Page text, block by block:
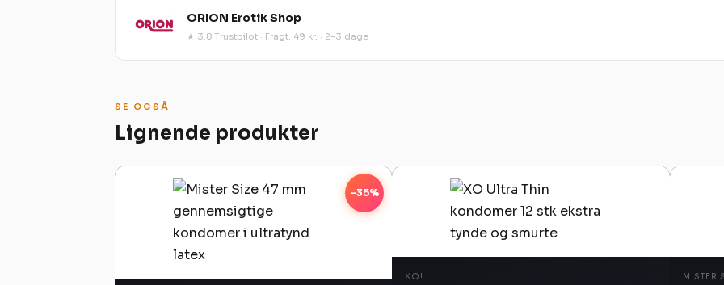
ORION Erotik Shop
★ 3.8 Trustpilot · Fragt: 49 kr. · 2-3 dage
SE OGSÅ
Lignende produkter
-35%
XO! MISTER